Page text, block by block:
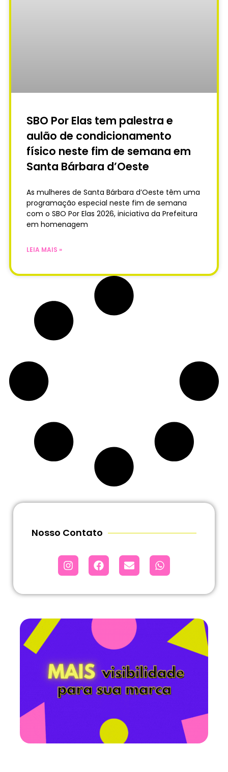
SBO Por Elas tem palestra e
aulão de condicionamento
físico neste fim de semana em
Santa Bárbara d’Oeste
As mulheres de Santa Bárbara d’Oeste têm uma
programação especial neste fim de semana
com o SBO Por Elas 2026, iniciativa da Prefeitura
em homenagem
LEIA MAIS »
Nosso Contato